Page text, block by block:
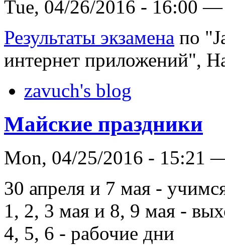
Tue, 04/26/2016 - 16:00 —
Результаты экзамена по
интернет приложений",
zavuch's blog
Майские праздники
Mon, 04/25/2016 - 15:21
30 апреля и 7 мая -
1, 2, 3 мая и 8, 9 мая -
4, 5, 6 - рабочие дни